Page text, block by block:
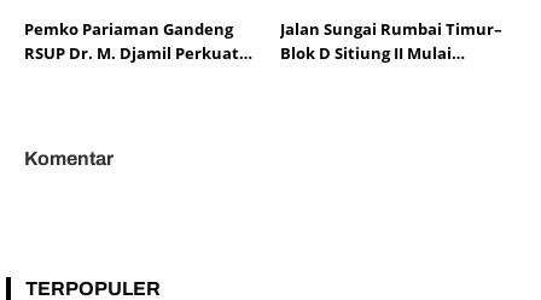
Pemko Pariaman Gandeng
RSUP Dr. M. Djamil Perkuat
Jalan Sungai Rumbai Timur–
Blok D Sitiung II Mulai
Komentar
TERPOPULER